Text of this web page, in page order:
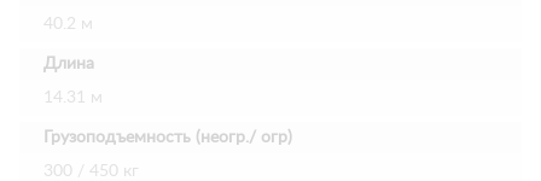
40.2 м
Длина
14.31 м
Грузоподъемность (неогр./ огр)
300 / 450 кг